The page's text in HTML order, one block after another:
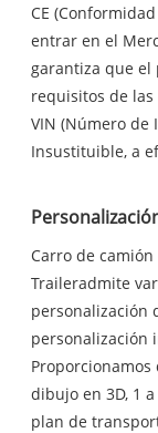
CE
entrar en el
garantiza que
requisitos de
VIN (Número de
Insustituible, a
Carro de
Traileradmite
personalización
personalización
dibujo en 3D, 1
plan de